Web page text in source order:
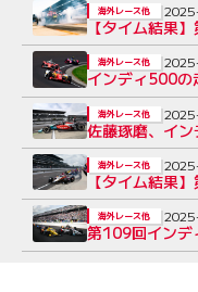
【タイム結果
海外レース他
インディ500の
海外レース他
佐藤琢磨、イ
海外レース他
【タイム結果
海外レース他
第109回インデ
海外レース他